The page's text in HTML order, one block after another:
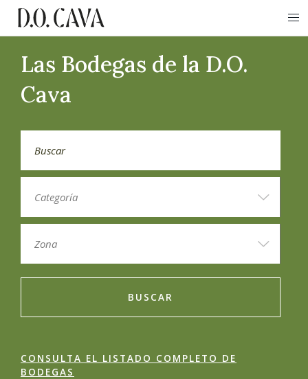
Las Bodegas de la D.O.
Cava
BUSCAR
CONSULTA EL LISTADO COMPLETO DE
BODEGAS